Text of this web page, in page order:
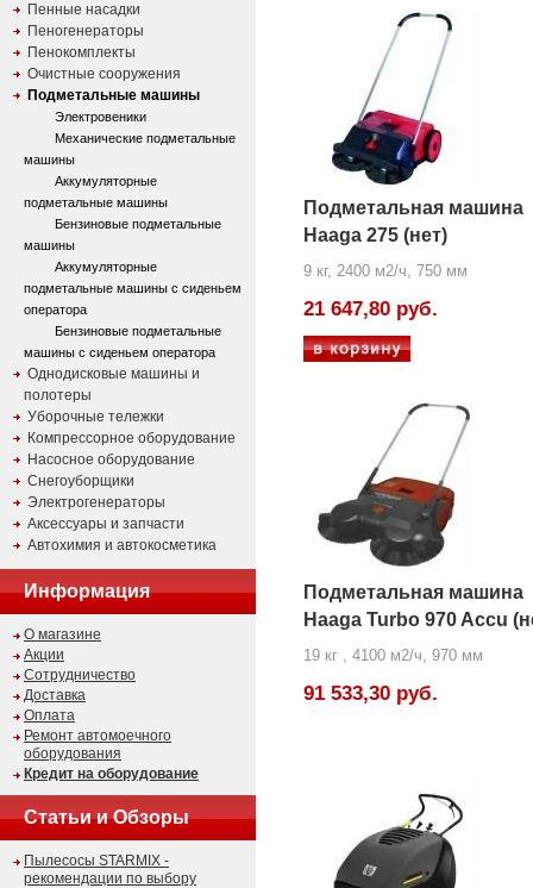
Пенные насадки
Пеногенераторы
Пенокомплекты
Очистные сооружения
Подметальные машины
Электровеники
Механические подметальные
машины
Аккумуляторные
подметальные машины
Бензиновые подметальные
машины
Аккумуляторные
подметальные машины с сиденьем
оператора
Бензиновые подметальные
машины с сиденьем оператора
Однодисковые машины и
полотеры
Уборочные тележки
Компрессорное оборудование
Насосное оборудование
Снегоуборщики
Электрогенераторы
Аксессуары и запчасти
Автохимия и автокосметика
Информация
О магазине
Акции
Сотрудничество
Доставка
Оплата
Ремонт автомоечного
оборудования
Кредит на оборудование
Статьи и Обзоры
Пылесосы STARMIX -
рекомендации по выбору
Подметальная машина
Haaga 275 (нет)
9 кг, 2400 м2/ч, 750 мм
21 647,80 руб.
Подметальная машина
Haaga Turbo 970 Accu
19 кг , 4100 м2/ч, 970 мм
91 533,30 руб.